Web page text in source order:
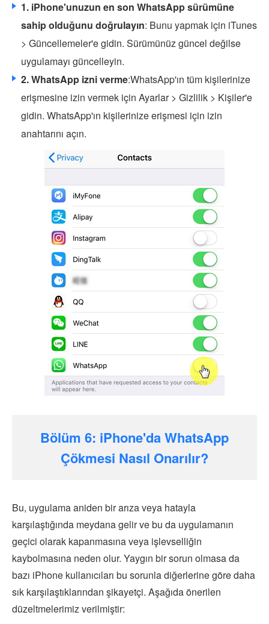
1. iPhone'unuzun en son WhatsApp sürümüne
sahip olduğunu doğrulayın: Bunu yapmak için iTunes
> Güncellemeler'e gidin. Sürümünüz güncel değilse
uygulamayı güncelleyin.
2. WhatsApp izni verme:WhatsApp'ın tüm kişilerinize
erişmesine izin vermek için Ayarlar > Gizlilik > Kişiler'e
gidin. WhatsApp'ın kişilerinize erişmesi için izin
anahtarını açın.
Bölüm 6: iPhone'da WhatsApp
Çökmesi Nasıl Onarılır?
Bu, uygulama aniden bir arıza veya hatayla
karşılaştığında meydana gelir ve bu da uygulamanın
geçici olarak kapanmasına veya işlevselliğin
kaybolmasına neden olur. Yaygın bir sorun olmasa da
bazı iPhone kullanıcıları bu sorunla diğerlerine göre daha
sık karşılaştıklarından şikayetçi. Aşağıda önerilen
düzeltmelerimiz verilmiştir: